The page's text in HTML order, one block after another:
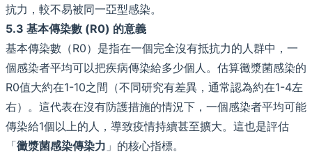
抗力，較不易被同一亞型感染。
5.3 基本傳染數 (R0) 的意義
基本傳染數（R0）是指在一個完全沒有抵抗力的人群中，一
個感染者平均可以把疾病傳染給多少個人。估算黴漿菌感染的
R0值大約在1-10之間（不同研究有差異，通常認為約在1-4左
右）。這代表在沒有防護措施的情況下，一個感染者平均可能
傳染給1個以上的人，導致疫情持續甚至擴大。這也是評估
「黴漿菌感染傳染力 」的核心指標。